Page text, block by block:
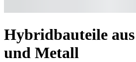
Hybridbauteile
und Metall